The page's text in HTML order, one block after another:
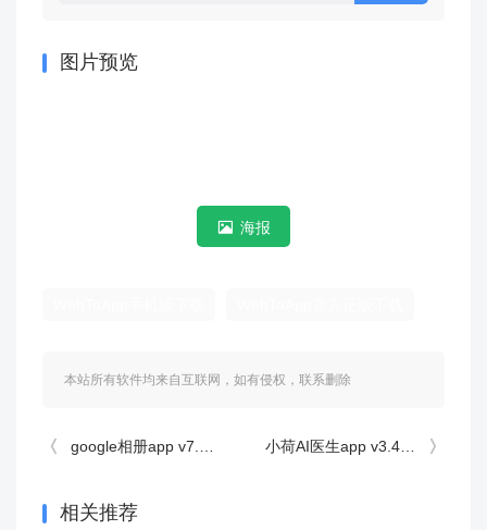
图片预览
海报
本站所有软件均来自互联网，如有侵权，联系删除
google相册app v7.79.0.924379438手机版 小荷AI医生app v3.4.0安卓版
相关推荐